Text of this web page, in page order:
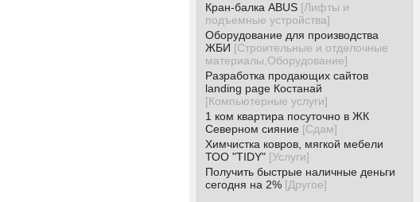
Кран-балка ABUS [Лифты и
подъемные устройства]
Оборудование для производства
ЖБИ [Строительные и отделочные
материалы,Оборудование]
Разработка продающих сайтов
landing page Костанай
[Компьютерные услуги]
1 ком квартира посуточно в ЖК
Северном сияние [Сдам]
Химчистка ковров, мягкой мебели
ТОО "TIDY" [Услуги]
Получить быстрые наличные деньги
сегодня на 2% [Другое]